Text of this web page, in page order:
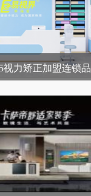
视力矫正加盟连锁品